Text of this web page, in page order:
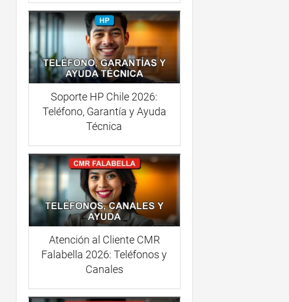
Soporte HP Chile 2026:
Teléfono, Garantía y Ayuda
Técnica
Atención al Cliente CMR
Falabella 2026: Teléfonos y
Canales